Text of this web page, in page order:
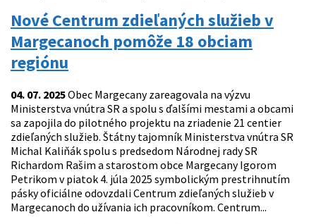
Nové Centrum zdieľaných služieb v
Margecanoch pomôže 18 obciam
regiónu
04. 07. 2025Obec Margecany zareagovala na výzvu
Ministerstva vnútra SR a spolu s ďalšími mestami a obcami
sa zapojila do pilotného projektu na zriadenie 21 centier
zdieľaných služieb. Štátny tajomník Ministerstva vnútra SR
Michal Kaliňák spolu s predsedom Národnej rady SR
Richardom Rašim a starostom obce Margecany Igorom
Petrikom v piatok 4. júla 2025 symbolickým prestrihnutím
pásky oficiálne odovzdali Centrum zdieľaných služieb v
Margecanoch do užívania ich pracovníkom. Centrum...